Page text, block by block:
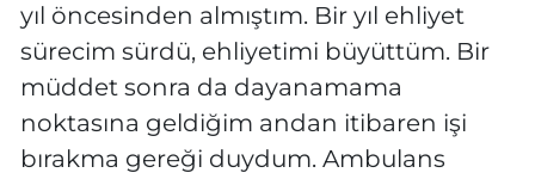
yıl öncesinden almıştım. Bir yıl ehliyet
sürecim sürdü, ehliyetimi büyüttüm. Bir
müddet sonra da dayanamama
noktasına geldiğim andan itibaren işi
bırakma gereği duydum. Ambulans